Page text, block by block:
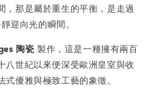
，那是屬於重生的平衡，是走過
迎向光的瞬間。
陶瓷 製作，這是一種擁有兩百
八世紀以來便深受歐洲皇室與收
優雅與極致工藝的象徵。